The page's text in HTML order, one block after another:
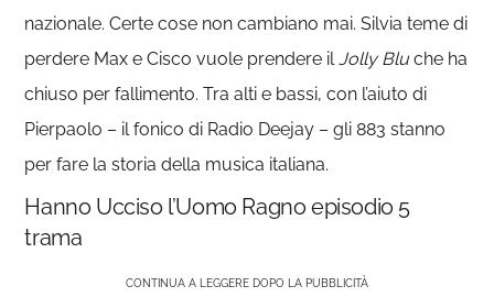
nazionale. Certe cose non cambiano mai. Silvia teme di
perdere Max e Cisco vuole prendere il Jolly Bluche ha
chiuso per fallimento. Tra alti e bassi, con l’aiuto di
Pierpaolo – il fonico di Radio Deejay – gli 883 stanno
per fare la storia della musica italiana.
Hanno Ucciso l’Uomo Ragno episodio 5
trama
CONTINUA A LEGGERE DOPO LA PUBBLICITÀ